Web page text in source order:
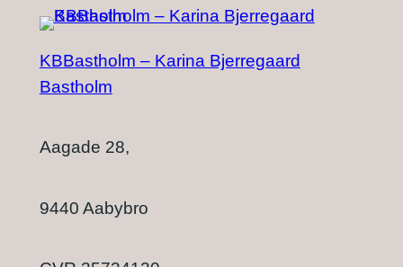
KBBastholm – Karina Bjerregaard
Bastholm
Aagade 28,
9440 Aabybro